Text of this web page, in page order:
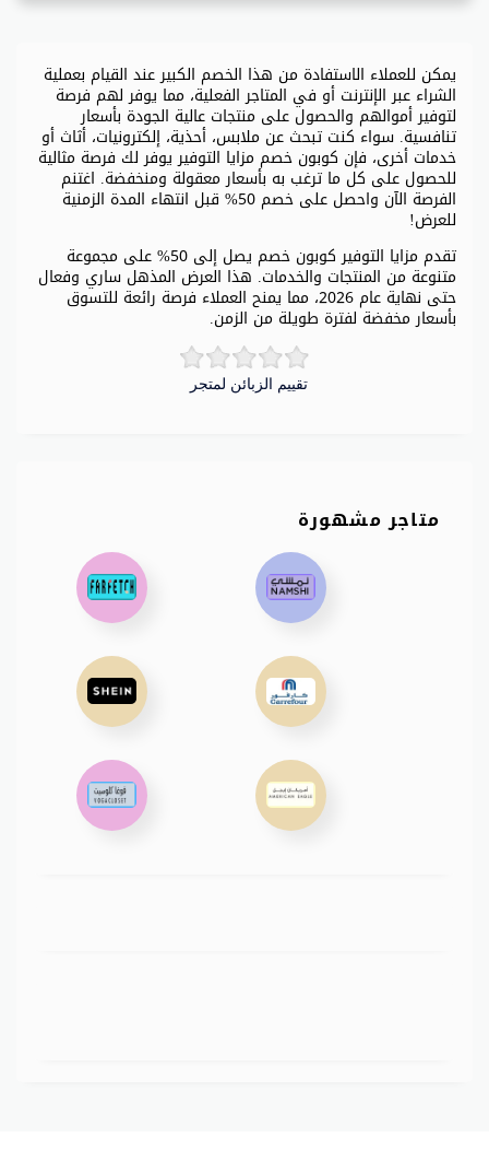
تقييم الزبائن لمتجر
تقدم مزايا التوفير كوبون خصم يصل إلى 50% على مجموعة
متنوعة من المنتجات والخدمات. هذا العرض المذهل ساري وفعال
حتى نهاية عام 2026، مما يمنح العملاء فرصة رائعة للتسوق
بأسعار مخفضة لفترة طويلة من الزمن.
يمكن للعملاء الاستفادة من هذا الخصم الكبير عند القيام بعملية
الشراء عبر الإنترنت أو في المتاجر الفعلية، مما يوفر لهم فرصة
لتوفير أموالهم والحصول على منتجات عالية الجودة بأسعار
تنافسية. سواء كنت تبحث عن ملابس، أحذية، إلكترونيات، أثاث أو
خدمات أخرى، فإن كوبون خصم مزايا التوفير يوفر لك فرصة مثالية
للحصول على كل ما ترغب به بأسعار معقولة ومنخفضة. اغتنم
الفرصة الآن واحصل على خصم 50% قبل انتهاء المدة الزمنية
للعرض!
متاجر مشهورة